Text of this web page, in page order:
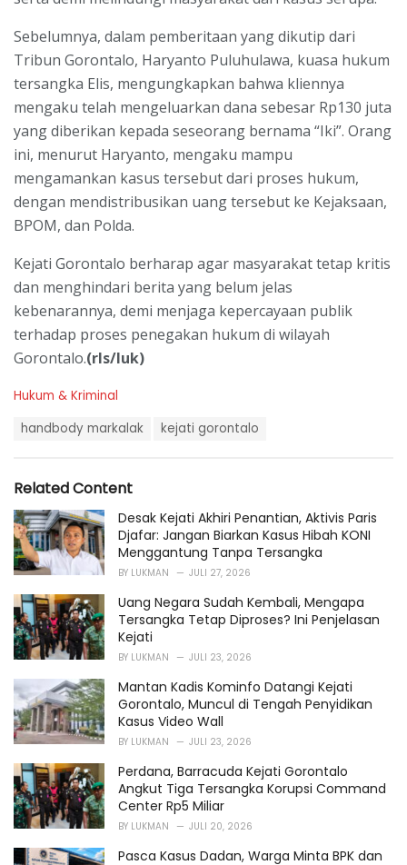
Sebelumnya, dalam pemberitaan yang dikutip dari
Tribun Gorontalo, Haryanto Puluhulawa, kuasa hukum
tersangka Elis, mengungkapkan bahwa kliennya
mengaku telah mengeluarkan dana sebesar Rp130 juta
yang diberikan kepada seseorang bernama “Iki”. Orang
ini, menurut Haryanto, mengaku mampu
mengamankan kasus tersebut dari proses hukum,
dengan mendistribusikan uang tersebut ke Kejaksaan,
BPOM, dan Polda.
Kejati Gorontalo berharap agar masyarakat tetap kritis
dan menghindari berita yang belum jelas
kebenarannya, demi menjaga kepercayaan publik
terhadap proses penegakan hukum di wilayah
Gorontalo.(rls/luk)
C
r
i
e
s
:
Hukum & Kriminal
:
handbody markalak kejati gorontalo
Related Content
Desak Kejati Akhiri Penantian, Aktivis Paris
Djafar: Jangan Biarkan Kasus Hibah KONI
Menggantung Tanpa Tersangka
BY LUKMAN JULI 27, 2026
Uang Negara Sudah Kembali, Mengapa
Tersangka Tetap Diproses? Ini Penjelasan
Kejati
BY LUKMAN JULI 23, 2026
Mantan Kadis Kominfo Datangi Kejati
Gorontalo, Muncul di Tengah Penyidikan
Kasus Video Wall
BY LUKMAN JULI 23, 2026
Perdana, Barracuda Kejati Gorontalo
Angkut Tiga Tersangka Korupsi Command
Center Rp5 Miliar
BY LUKMAN JULI 20, 2026
Pasca Kasus Dadan, Warga Minta BPK dan